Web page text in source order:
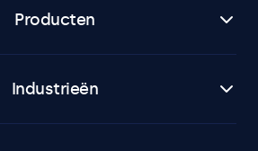
Producten
Industrieën